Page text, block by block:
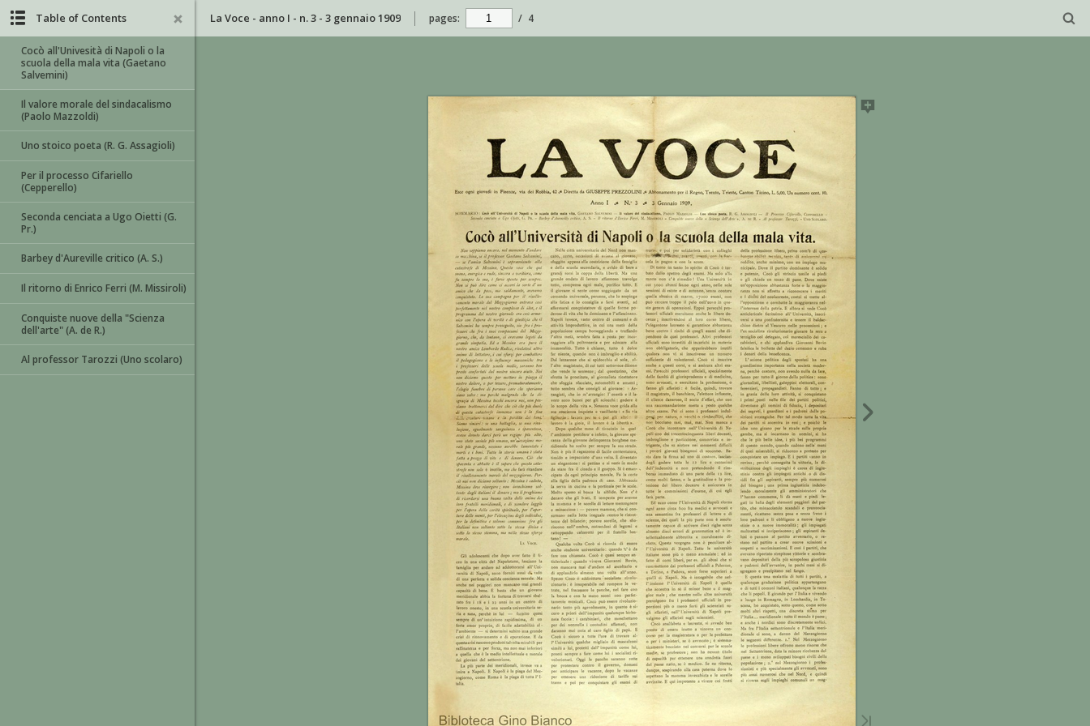
La Voce - anno I - n. 3 - 3 gennaio 1909 pages: / 4
Table of Contents
Cocò all'Univesità di Napoli o la
scuola della mala vita (Gaetano
Salvemini)
Il valore morale del sindacalismo
(Paolo Mazzoldi)
Uno stoico poeta (R. G. Assagioli)
Per il processo Cifariello
(Cepperello)
Seconda cenciata a Ugo Oietti (G.
Pr.)
Barbey d'Aureville critico (A. S.)
Il ritorno di Enrico Ferri (M. Missiroli)
Conquiste nuove della "Scienza
dell'arte" (A. de R.)
Al professor Tarozzi (Uno scolaro)